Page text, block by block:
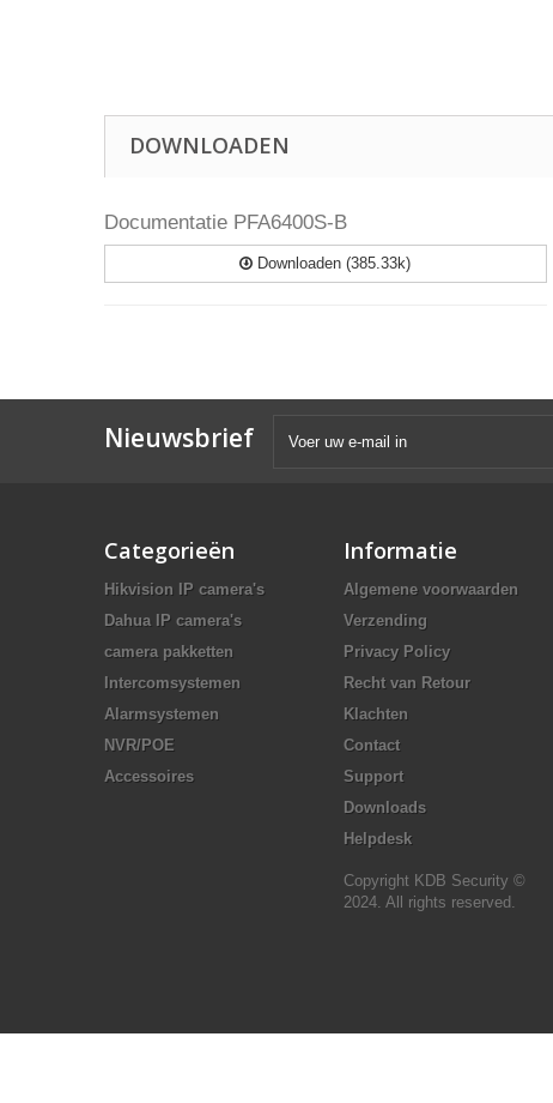
DOWNLOADEN
Documentatie PFA6400S-B
Downloaden (385.33k)
Nieuwsbrief
Categorieën
Hikvision IP camera's
Dahua IP camera's
camera pakketten
Intercomsystemen
Alarmsystemen
NVR/POE
Accessoires
Informatie
Algemene voorwaarden
Verzending
Privacy Policy
Recht van Retour
Klachten
Contact
Support
Downloads
Helpdesk
Copyright KDB Security ©
2024. All rights reserved.